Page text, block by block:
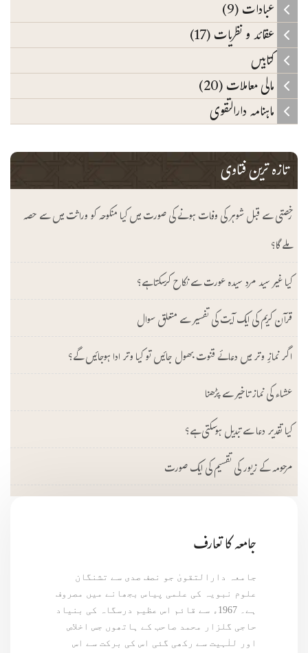
عبادات (9)
عقائد و نظریات (17)
کتابیں
مالی معاملات (20)
ماہنامہ دارالتقوی
تازہ ترین فتاوی
رخصتی سے قبل شوہر کی وفات ہونے کی صورت میں کیا منکوحہ کو وراثت میں سے حصہ
ملے گا؟
کیا غیر سید مرد سیدہ عورت سے نکاح کرسکتا ہے؟
قرآن کریم کی ایک آیت کی تفسیر سے متعلق سوال
اگر نمازِ وتر میں دعائے قنوت بھول جائیں تو کیا وتر ادا ہوجائیں گے؟
عشاء کی نماز تاخیر سے پڑھنا
کیا تقدیر دعا سے تبدیل ہوسکتی ہے؟
مرحومہ کے زیور کی تقسیم کی ایک صورت
جامعہ کا تعارف
جامعہ دارالتقویٰ جو نصف صدی سے تشنگان
علوم نبویہ کی علمی پیاس بجھانے میں مصروف
ہے۔ 1967ء سے قائم اس عظیم درسگاہ کی بنیاد
حاجی گلزار محمد صاحب کے ہاتھوں جس اخلاص
اور للٰہیت سے رکھی گئی اس کی برکت سے اس